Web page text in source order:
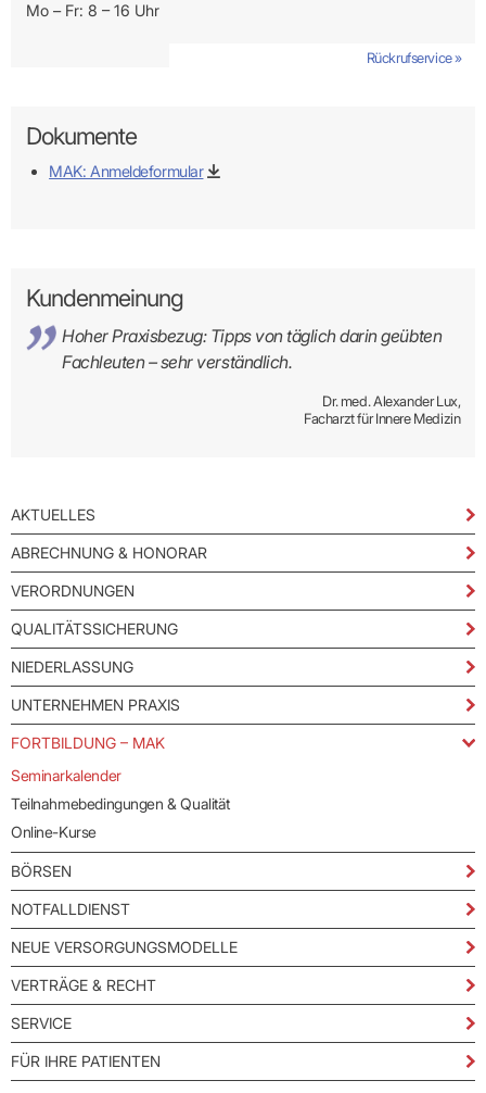
AKTUELLES
ABRECHNUNG & HONORAR
VERORDNUNGEN
QUALITÄTSSICHERUNG
NIEDERLASSUNG
UNTERNEHMEN PRAXIS
FORTBILDUNG – MAK
Seminarkalender
Teilnahmebedingungen & Qualität
Online-Kurse
BÖRSEN
NOTFALLDIENST
NEUE VERSORGUNGSMODELLE
VERTRÄGE & RECHT
SERVICE
FÜR IHRE PATIENTEN
Mo – Fr: 8 – 16 Uhr
Rückrufservice »
Dokumente
MAK: Anmeldeformular
Kundenmeinung
Hoher Praxisbezug: Tipps von täglich darin geübten
Fachleuten – sehr verständlich.
Dr. med. Alexander Lux,
Facharzt für Innere Medizin